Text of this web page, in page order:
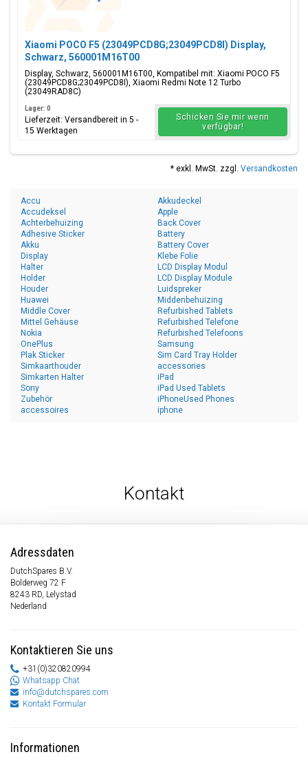
Xiaomi POCO F5 (23049PCD8G;23049PCD8I) Display,
Schwarz, 560001M16T00
Display, Schwarz, 560001M16T00, Kompatibel mit: Xiaomi POCO F5
(23049PCD8G;23049PCD8I), Xiaomi Redmi Note 12 Turbo
(23049RAD8C)
Lager: 0
Lieferzeit: Versandbereit in 5 -
15 Werktagen
Schicken Sie mir wenn
verfügbar!
* exkl. MwSt. zzgl. Versandkosten
Accu
Accudeksel
Achterbehuizing
Adhesive Sticker
Akku
Akkudeckel
Apple
Back Cover
Battery
Battery Cover
Display
Halter
Holder
Houder
Huawei
Klebe Folie
LCD Display Modul
LCD Display Module
Luidspreker
Middenbehuizing
Middle Cover
Mittel Gehäuse
Nokia
OnePlus
Plak Sticker
Refurbished Tablets
Refurbished Telefone
Refurbished Telefoons
Samsung
Sim Card Tray Holder
Simkaarthouder
Simkarten Halter
Sony
Zubehör
accessoires
accessories
iPad
iPad Used Tablets
iPhoneUsed Phones
iphone
Kontakt
Adressdaten
DutchSpares B.V.
Bolderweg 72 F
8243 RD, Lelystad
Nederland
Kontaktieren Sie uns
+31(0)320820994
Whatsapp Chat
info@dutchspares.com
Kontakt Formular
Informationen